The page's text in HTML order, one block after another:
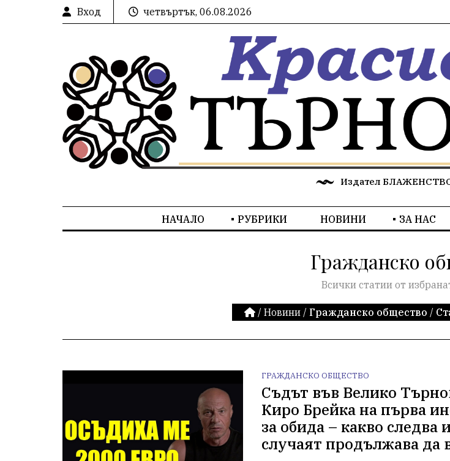
Вход четвъртък, 06.08.2026
Издател
НАЧАЛО РУБРИКИ НОВИНИ ЗА НАС
Гражданско
Всички статии от
/ Новини / Гражданско общество /
ГРАЖДАНСКО ОБЩЕСТВО
Съдът във Велико
Киро Брейка на първа
за обида – какво следва
случаят продължава да